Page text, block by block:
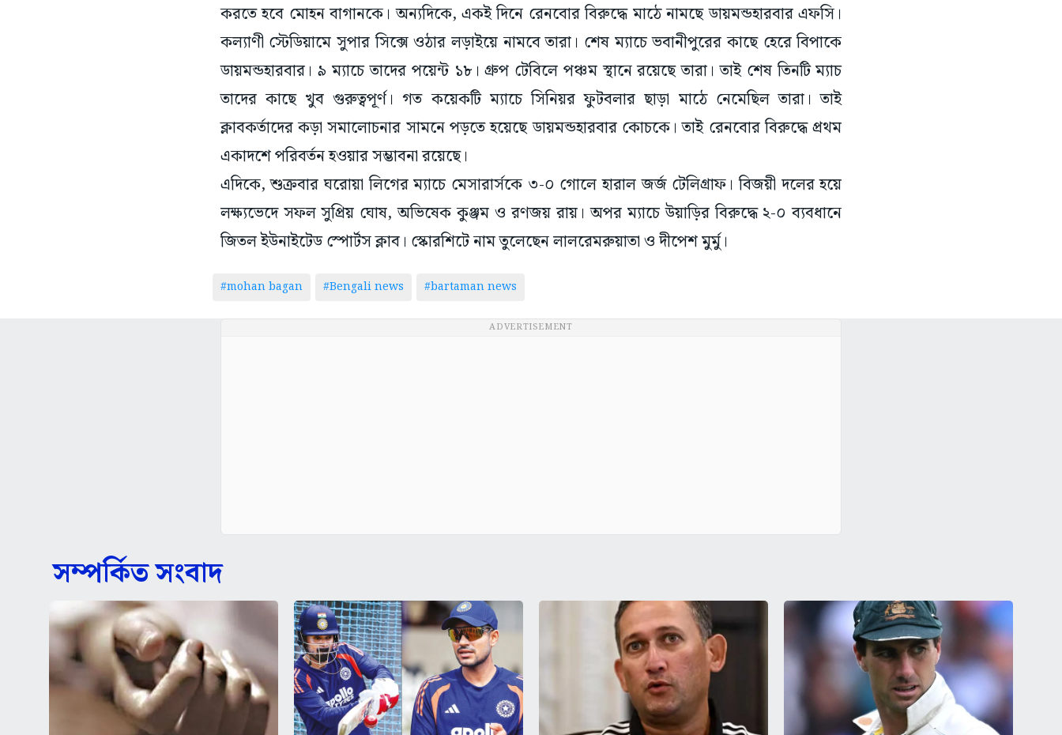
করতে হবে মোহন বাগানকে। অন্যদিকে, একই দিনে রেনবোর বিরুদ্ধে মাঠে নামছে ডায়মন্ডহারবার এফসি।
কল্যাণী স্টেডিয়ামে সুপার সিক্সে ওঠার লড়াইয়ে নামবে তারা। শেষ ম্যাচে ভবানীপুরের কাছে হেরে বিপাকে
ডায়মন্ডহারবার। ৯ ম্যাচে তাদের পয়েন্ট ১৮। গ্রুপ টেবিলে পঞ্চম স্থানে রয়েছে তারা। তাই শেষ তিনটি ম্যাচ
তাদের কাছে খুব গুরুত্বপূর্ণ। গত কয়েকটি ম্যাচে সিনিয়র ফুটবলার ছাড়া মাঠে নেমেছিল তারা। তাই
ক্লাবকর্তাদের কড়া সমালোচনার সামনে পড়তে হয়েছে ডায়মন্ডহারবার কোচকে। তাই রেনবোর বিরুদ্ধে প্রথম
একাদশে পরিবর্তন হওয়ার সম্ভাবনা রয়েছে।
এদিকে, শুক্রবার ঘরোয়া লিগের ম্যাচে মেসারার্সকে ৩-০ গোলে হারাল জর্জ টেলিগ্রাফ। বিজয়ী দলের হয়ে
লক্ষ্যভেদে সফল সুপ্রিয় ঘোষ, অভিষেক কুঞ্জম ও রণজয় রায়। অপর ম্যাচে উয়াড়ির বিরুদ্ধে ২-০ ব্যবধানে
জিতল ইউনাইটেড স্পোর্টস ক্লাব। স্কোরশিটে নাম তুলেছেন লালরেমরুয়াতা ও দীপেশ মুর্মু।
#mohan bagan #Bengali news #bartaman news
ADVERTISEMENT
সম্পর্কিত সংবাদ